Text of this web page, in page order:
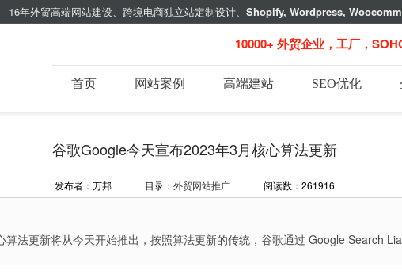
外贸高端网站建设、跨境电商独立站定制设计、 Shopify, Wordpress,
10000+ 外贸企业，工厂，
首页 网站案例 高端建站 SEO优化
谷歌Google今天宣布2023年3月核心算法更新
发布者：万邦 目录： 外贸网站推广 阅读数：261916
法更新将从今天开始推出，按照算法更新的传统，谷歌通过 Google Search